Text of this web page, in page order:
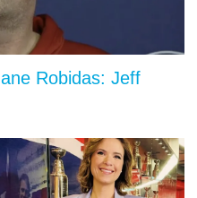
Robidas: Jeff